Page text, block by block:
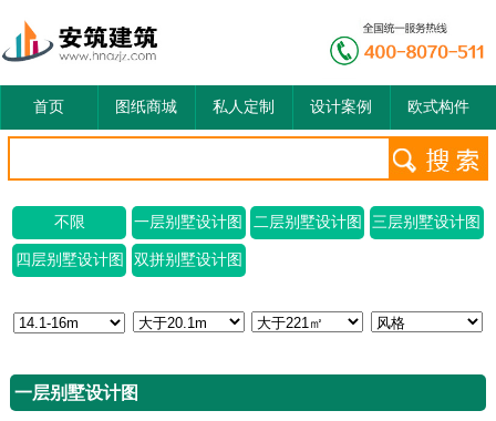
首页 图纸商城 私人定制 设计案例 欧式构件
不限 一层别墅设计图 二层别墅设计图 三层别墅设计图
四层别墅设计图 双拼别墅设计图
一层别墅设计图